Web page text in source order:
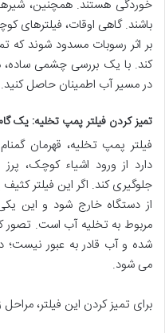
خوردگی هستند. همچنین،
باشند. گاهی اوقات،
بر اثر رسوبات مسدود شوند که
کند. با یک بررسی چشمی ساده،
در مسیر آب اطمینان حاصل کنید.
تمیز کردن فیلتر پمپ تخلیه: یک
فیلتر پمپ تخلیه، قهرمان
دارد از ورود اشیاء کوچک،
جلوگیری کند. اگر این فیلتر
از دستگاه خارج شود و این
مربوط به تخلیه آب است. تصور
شده و آب قادر به عبور نیست؛
می شود.
برای تمیز کردن این فیلتر، مراحل